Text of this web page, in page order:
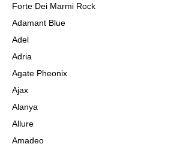
Forte Dei Marmi Rock
Adamant Blue
Adel
Adria
Agate Pheonix
Ajax
Alanya
Allure
Amadeo